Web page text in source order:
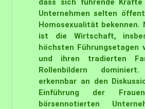
dass sich führende
Unternehmen selten
Homosexualität bekennen.
ist die Wirtschaft,
höchsten Führungsetagen
und ihren tradierten
Rollenbildern
erkennbar an den
Einführung der
börsennotierten